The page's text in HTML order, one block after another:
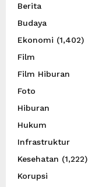
Berita
Budaya
Ekonomi (1,402)
Film
Film Hiburan
Foto
Hiburan
Hukum
Infrastruktur
Kesehatan (1,222)
Korupsi